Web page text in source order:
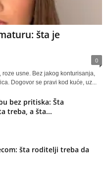
šta je
0
usne. Bez jakog konturisanja,
Dogovor se pravi kod kuće, uz...
bez pritiska: Šta
treba, a šta...
šta roditelji treba da